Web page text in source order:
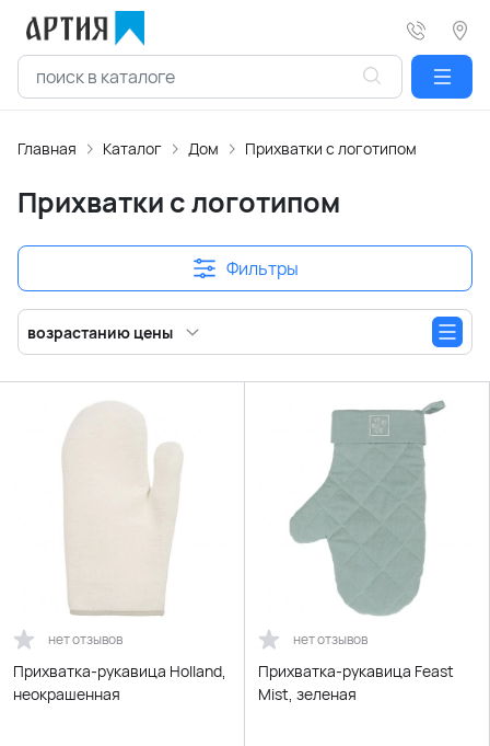
Главная Каталог Дом Прихватки с логотипом
Прихватки с логотипом
Фильтры
возрастанию цены
нет отзывов
Прихватка-рукавица Holland,
неокрашенная
нет отзывов
Прихватка-рукавица Feast
Mist, зеленая